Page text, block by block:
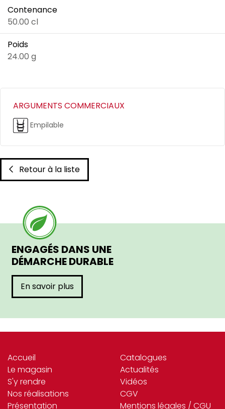
Contenance
50.00 cl
Poids
24.00 g
ARGUMENTS COMMERCIAUX
Empilable
Retour à la liste
ENGAGÉS DANS UNE
DÉMARCHE DURABLE
En savoir plus
Accueil
Le magasin
S'y rendre
Nos réalisations
Présentation
Catalogues
Actualités
Vidéos
CGV
Mentions légales / CGU